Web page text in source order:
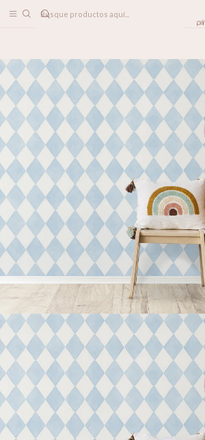
PAPELES MURALES PATRONES